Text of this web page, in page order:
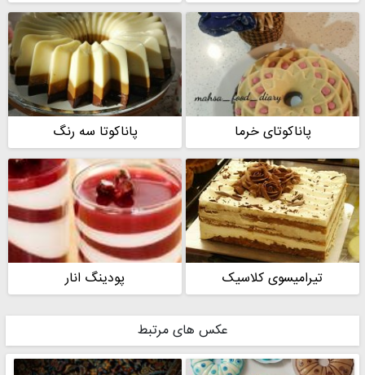
پاناکوتای خرما پاناکوتا سه رنگ
تیرامیسوی کلاسیک پودینگ انار
عکس های مرتبط